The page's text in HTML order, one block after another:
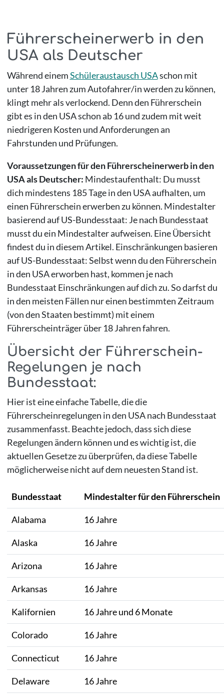
Führerscheinerwerb in den
USA als Deutscher
Während einemSchüleraustausch USAschon mit
unter 18 Jahren zum Autofahrer/in werden zu können,
klingt mehr als verlockend. Denn den Führerschein
gibt es in den USA schon ab 16 und zudem mit weit
niedrigeren Kosten und Anforderungen an
Fahrstunden und Prüfungen.
Voraussetzungen für den Führerscheinerwerb in den
USA als Deutscher: Mindestaufenthalt: Du musst
dich mindestens 185 Tage in den USA aufhalten, um
einen Führerschein erwerben zu können. Mindestalter
basierend auf US-Bundesstaat: Je nach Bundesstaat
musst du ein Mindestalter aufweisen. Eine Übersicht
findest du in diesem Artikel. Einschränkungen basieren
auf US-Bundesstaat: Selbst wenn du den Führerschein
in den USA erworben hast, kommen je nach
Bundesstaat Einschränkungen auf dich zu. So darfst du
in den meisten Fällen nur einen bestimmten Zeitraum
(von den Staaten bestimmt) mit einem
Führerscheinträger über 18 Jahren fahren.
Übersicht der Führerschein-
Regelungen je nach
Bundesstaat:
Hier ist eine einfache Tabelle, die die
Führerscheinregelungen in den USA nach Bundesstaat
zusammenfasst. Beachte jedoch, dass sich diese
Regelungen ändern können und es wichtig ist, die
aktuellen Gesetze zu überprüfen, da diese Tabelle
möglicherweise nicht auf dem neuesten Stand ist.
Bundesstaat Mindestalter für den Führerschein
Alabama 16 Jahre
Alaska 16 Jahre
Arizona 16 Jahre
Arkansas 16 Jahre
Kalifornien 16 Jahre und 6 Monate
Colorado 16 Jahre
Connecticut 16 Jahre
Delaware 16 Jahre